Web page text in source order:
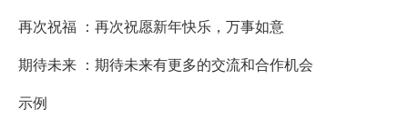
再次祝福 ：再次祝愿新年快乐，万事如意
期待未来 ：期待未来有更多的交流和合作机会
示例